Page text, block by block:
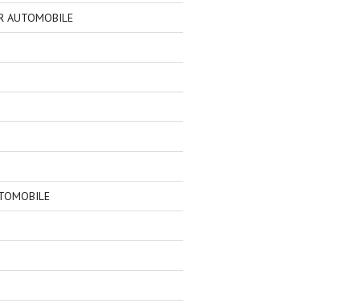
AUTOMOBILE